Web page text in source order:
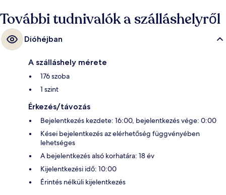
További tudnivalók a szálláshelyről
Dióhéjban
A szálláshely mérete
176 szoba
1 szint
Érkezés/távozás
Bejelentkezés kezdete: 16:00, bejelentkezés vége: 0:00
Kései bejelentkezés az elérhetőség függvényében
lehetséges
A bejelentkezés alsó korhatára: 18 év
Kijelentkezési idő: 10:00
Érintés nélküli kijelentkezés